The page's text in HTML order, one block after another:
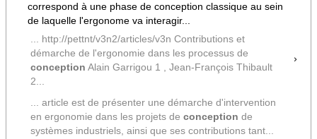
correspond à une phase de conception classique au sein
de laquelle l'ergonome va interagir...
... http://pettnt/v3n2/articles/v3n Contributions et
démarche de l'ergonomie dans les processus de
conception Alain Garrigou 1 , Jean-François Thibault
2...
... article est de présenter une démarche d'intervention
en ergonomie dans les projets de conception de
systèmes industriels, ainsi que ses contributions tant...